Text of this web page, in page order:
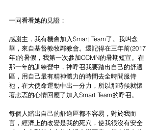
一同看看她的見證：
感謝主，我有機會加入Smart Team了。我叫念
華，來自基督教牧鄰教會。還記得在三年前(2017
年)的暑假，我第一次參加CCMN的暑期短宣。在
那一年的訓練營中，神呼召我要踏出自己的舒適
區，用自己最有精神體力的時間去全時間服侍
祂，在大使命運動中出一分力，所以那時候就懷
著忐忑的心情回應了加入Smart Team的呼召。
每個人踏出自己的舒適區都不容易，對於我而
言，經濟上的改變是我的死穴，使我很沒有安全